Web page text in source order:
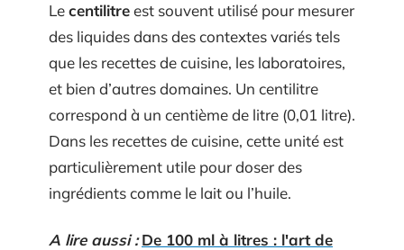
Lecentilitreest souvent utilisé pour mesurer
des liquides dans des contextes variés tels
que les recettes de cuisine, les laboratoires,
et bien d’autres domaines. Un centilitre
correspond à un centième de litre (0,01 litre).
Dans les recettes de cuisine, cette unité est
particulièrement utile pour doser des
ingrédients comme le lait ou l’huile.
A lire aussi : De 100 ml à litres : l'art de